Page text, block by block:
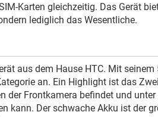
Karten gleichzeitig. Das Gerät
lediglich das Wesentliche.
aus dem Hause HTC. Mit
an. Ein Highlight ist das
der Frontkamera befindet und
kann. Der schwache Akku ist der